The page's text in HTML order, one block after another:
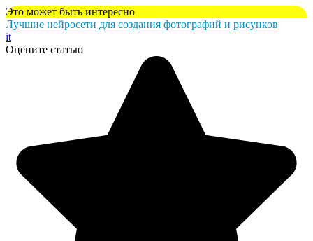
Это может быть интересно
Лучшие нейросети для создания фотографий и рисунков
it
Оцените статью